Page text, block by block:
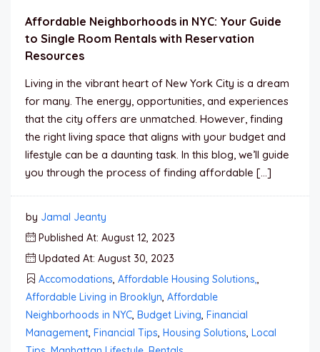
Affordable Neighborhoods in NYC: Your Guide
to Single Room Rentals with Reservation
Resources
Living in the vibrant heart of New York City is a dream
for many. The energy, opportunities, and experiences
that the city offers are unmatched. However, finding
the right living space that aligns with your budget and
lifestyle can be a daunting task. In this blog, we’ll guide
you through the process of finding affordable […]
by Jamal Jeanty
Published At: August 12, 2023
Updated At: August 30, 2023
Accomodations, Affordable Housing Solutions,,
Affordable Living in Brooklyn, Affordable
Neighborhoods in NYC, Budget Living, Financial
Management, Financial Tips, Housing Solutions, Local